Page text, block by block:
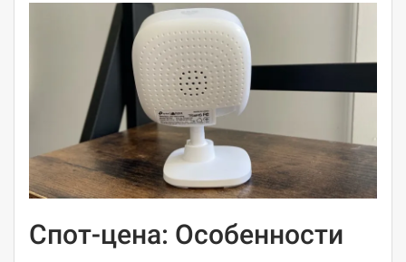
Спот-цена: Особенности